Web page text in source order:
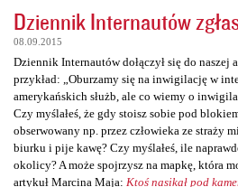
Dziennik Internautów
08.09.2015
Dziennik Internautów dołączył się do naszej
przykład: „Oburzamy się na inwigilację w
amerykańskich służb, ale co wiemy o
Czy myślałeś, że gdy stoisz sobie pod
obserwowany np. przez człowieka ze straży
biurku i pije kawę? Czy myślałeś, ile
okolicy? A może spojrzysz na mapkę, która
artykuł Marcina Maja: Ktoś nasikał pod